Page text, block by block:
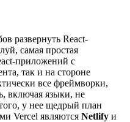
развернуть React-
самая простая
приложений с
так и на стороне
все фреймворки,
включая языки, не
у нее щедрый план
Vercel являются Netlify и